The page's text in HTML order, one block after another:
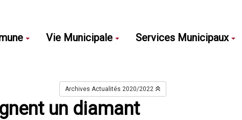
Vie Municipale Services Municipaux
Archives Actualités 2020/2022
un diamant